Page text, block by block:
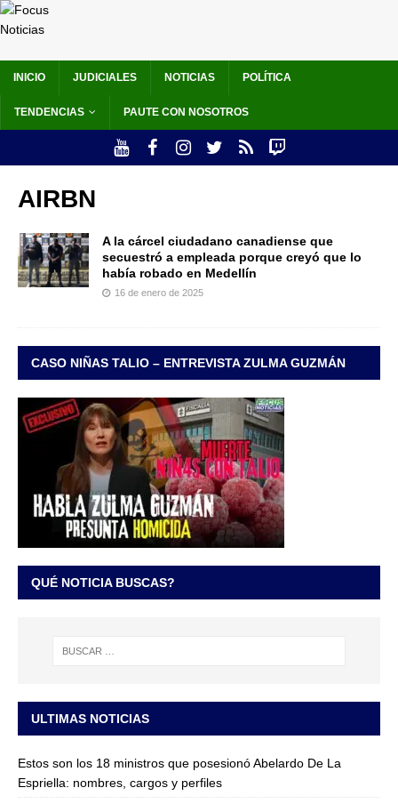
INICIO JUDICIALES NOTICIAS POLÍTICA
TENDENCIAS PAUTE CON NOSOTROS
AIRBN
A la cárcel ciudadano canadiense que
secuestró a empleada porque creyó que lo
había robado en Medellín
16 de enero de 2025
CASO NIÑAS TALIO – ENTREVISTA ZULMA GUZMÁN
QUÉ NOTICIA BUSCAS?
ULTIMAS NOTICIAS
Estos son los 18 ministros que posesionó Abelardo De La
Espriella: nombres, cargos y perfiles